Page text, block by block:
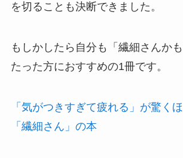
を切ることも決断できました。
もしかしたら自分も「繊細さんか
たった方におすすめの1冊です。
「気がつきすぎて疲れる」が驚く
「繊細さん」の本